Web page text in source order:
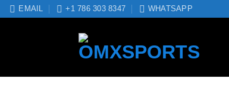
EMAIL +1 786 303 8347 WHATSAPP